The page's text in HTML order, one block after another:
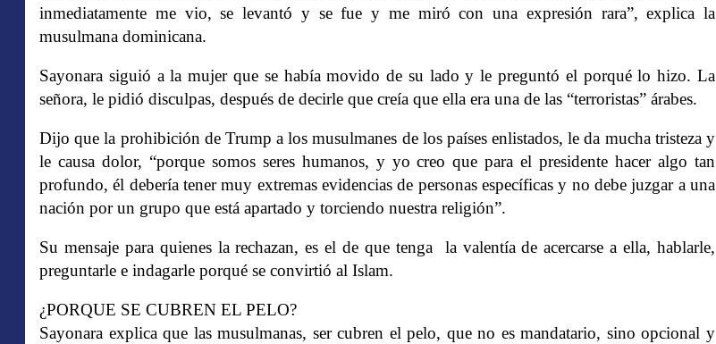
inmediatamente me vio, se levantó y se fue y me miró con una expresión rara”, explica la
musulmana dominicana.
Sayonara siguió a la mujer que se había movido de su lado y le preguntó el porqué lo hizo. La
señora, le pidió disculpas, después de decirle que creía que ella era una de las “terroristas” árabes.
Dijo que la prohibición de Trump a los musulmanes de los países enlistados, le da mucha tristeza y
le causa dolor, “porque somos seres humanos, y yo creo que para el presidente hacer algo tan
profundo, él debería tener muy extremas evidencias de personas específicas y no debe juzgar a una
nación por un grupo que está apartado y torciendo nuestra religión”.
Su mensaje para quienes la rechazan, es el de que tenga la valentía de acercarse a ella, hablarle,
preguntarle e indagarle porqué se convirtió al Islam.
¿PORQUE SE CUBREN EL PELO?
Sayonara explica que las musulmanas, ser cubren el pelo, que no es mandatario, sino opcional y